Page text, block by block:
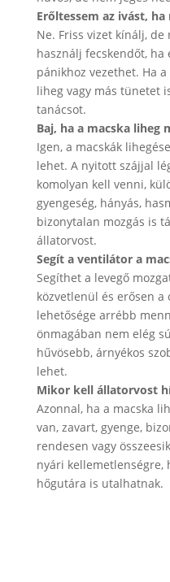
Erőltessem az ivást, ha
Ne. Friss vizet kínálj, de
használj fecskendőt, ha
pánikhoz vezethet. Ha
liheg vagy más tünetet
tanácsot.
Baj, ha a macska liheg
Igen, a macskák
lehet. A nyitott szájjal
komolyan kell venni,
gyengeség, hányás,
bizonytalan mozgás is
állatorvost.
Segít a ventilátor a
Segíthet a levegő
közvetlenül és erősen
lehetősége arrébb
önmagában nem elég
hűvösebb, árnyékos
lehet.
Mikor kell állatorvost
Azonnal, ha a macska
van, zavart, gyenge,
rendesen vagy
nyári kellemetlenségre,
hőgutára is utalhatnak.